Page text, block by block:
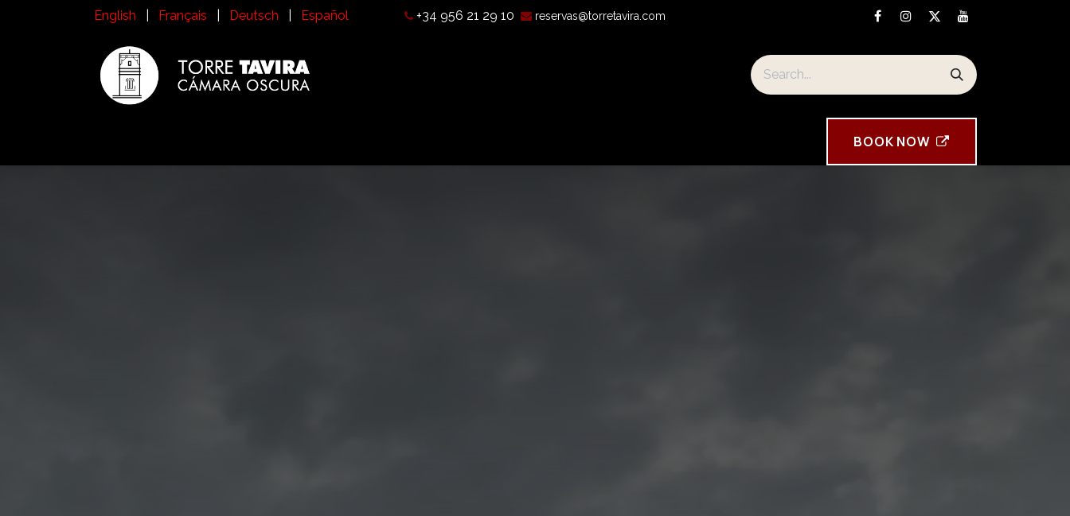
English Français Deutsch Español +34 956 21 29 10 reservas@torretavira.com
BOOK ​NOW